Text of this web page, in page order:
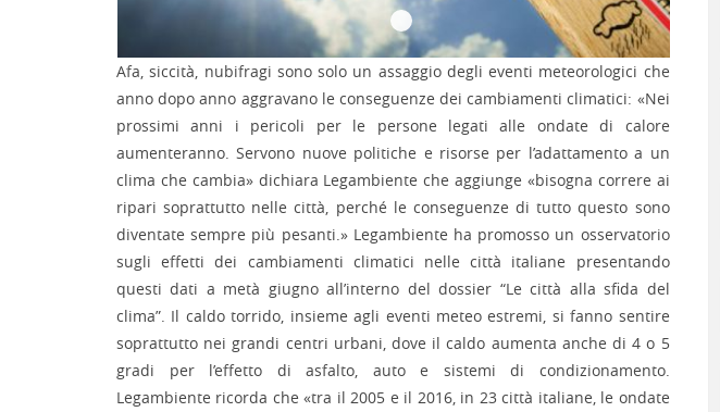
Afa, siccità, nubifragi sono solo un assaggio degli eventi meteorologici che
anno dopo anno aggravano le conseguenze dei cambiamenti climatici: «Nei
prossimi anni i pericoli per le persone legati alle ondate di calore
aumenteranno. Servono nuove politiche e risorse per l’adattamento a un
clima che cambia» dichiara Legambiente che aggiunge «bisogna correre ai
ripari soprattutto nelle città, perché le conseguenze di tutto questo sono
diventate sempre più pesanti.» Legambiente ha promosso un osservatorio
sugli effetti dei cambiamenti climatici nelle città italiane presentando
questi dati a metà giugno all’interno del dossier “Le città alla sfida del
clima”. Il caldo torrido, insieme agli eventi meteo estremi, si fanno sentire
soprattutto nei grandi centri urbani, dove il caldo aumenta anche di 4 o 5
gradi per l’effetto di asfalto, auto e sistemi di condizionamento.
Legambiente ricorda che «tra il 2005 e il 2016, in 23 città italiane, le ondate